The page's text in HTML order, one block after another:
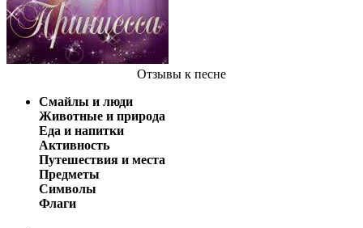
Отзывы к песне
Смайлы и люди
Животные и природа
Еда и напитки
Активность
Путешествия и места
Предметы
Символы
Флаги